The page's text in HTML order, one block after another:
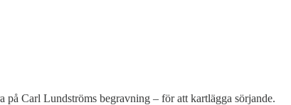
Carl Lundströms begravning – för att kartlägga sörjande.